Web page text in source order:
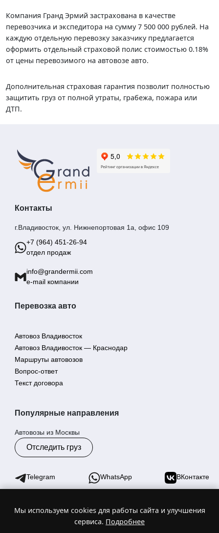
Компания Гранд Эрмий застрахована в качестве
перевозчика и экспедитора на сумму 7 500 000 рублей. На
каждую отдельную перевозку заказчику предлагается
оформить отдельный страховой полис стоимостью 0.18%
от цены перевозимого на автовозе авто.
Дополнительная страховая гарантия позволит полностью
защитить груз от полной утраты, грабежа, пожара или
ДТП.
Контакты
г.Владивосток, ул. Нижнепортовая 1а, офис 109
+7 (964) 451-26-94
отдел продаж
info@grandermii.com
e-mail компании
Перевозка авто
Автовоз Владивосток
Автовоз Владивосток — Краснодар
Маршруты автовозов
Вопрос-ответ
Текст договора
Популярные направления
Автовозы из Москвы
Отследить груз
Telegram WhatsApp ВКонтакте
© 2025 Гранд Эрмий - автовозы по России. Торговая марка
№1055640
Мы используем cookies для работы сайта и улучшения
сервиса. Подробнее